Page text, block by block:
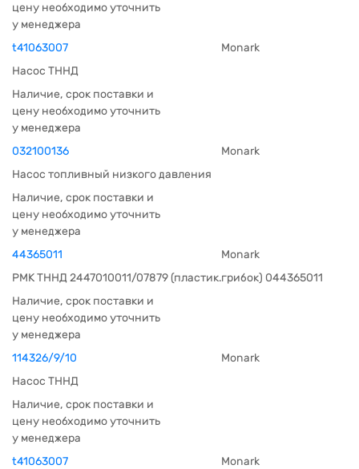
цену необходимо уточнить
у менеджера
t41063007
Monark
Насос ТННД
Наличие, срок поставки и
цену необходимо уточнить
у менеджера
032100136
Monark
Насос топливный низкого давления
Наличие, срок поставки и
цену необходимо уточнить
у менеджера
44365011
Monark
РМК ТННД 2447010011/07879 (пластик.грибок) 044365011
Наличие, срок поставки и
цену необходимо уточнить
у менеджера
114326/9/10
Monark
Насос ТННД
Наличие, срок поставки и
цену необходимо уточнить
у менеджера
t41063007
Monark